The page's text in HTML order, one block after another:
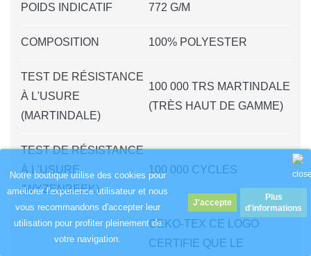
Notre boutique utilise des cookies pour
améliorer l'expérience utilisateur et nous
vous recommandons d'accepter leur
utilisation pour profiter pleinement de
votre navigation.
Plus
d'informations
POIDS INDICATIF 772 G/M
COMPOSITION 100% POLYESTER
TEST DE RÉSISTANCE
À L'USURE
(MARTINDALE)
100 000 TRS MARTINDALE
(TRÈS HAUT DE GAMME)
TEST DE RÉSISTANCE
À L'USURE
(WYZENBEEK)
100 000 CYCLES
OEKO-TEX CE LOGO
CERTIFIE QUE LE